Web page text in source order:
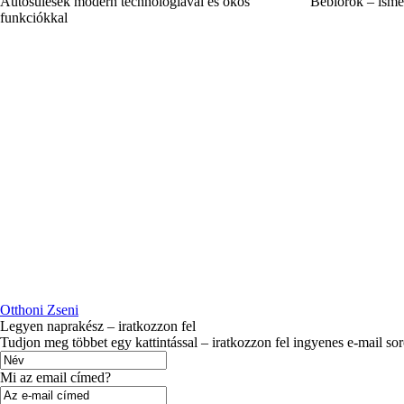
funkciókkal
Otthoni Zseni
Legyen naprakész – iratkozzon fel
Tudjon meg többet egy kattintással – iratkozzon fel ingyenes e-mail
Mi az email címed?